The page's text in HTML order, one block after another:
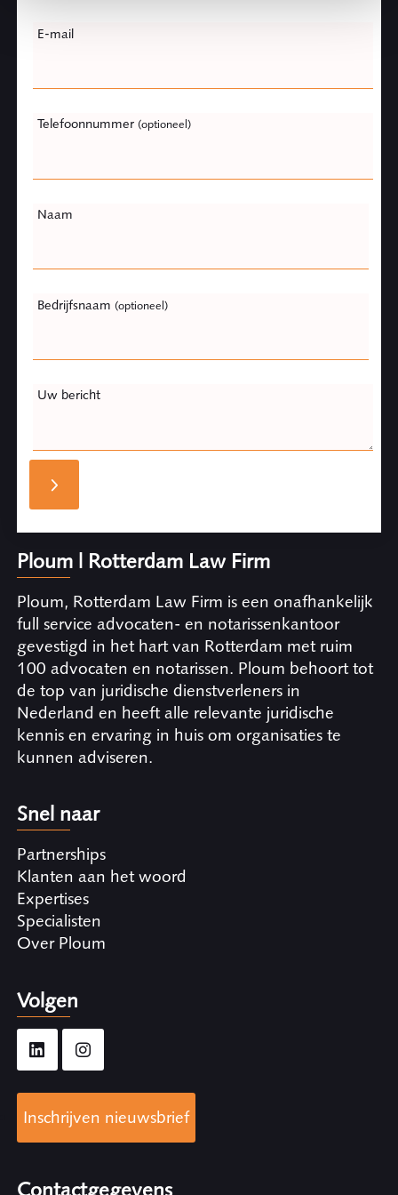
this
E-mail
Telefoonnummer (optioneel)
Naam
Bedrijfsnaam (optioneel)
Uw bericht
Ploum | Rotterdam Law Firm
Ploum, Rotterdam Law Firm is een onafhankelijk
full service advocaten- en notarissenkantoor
gevestigd in het hart van Rotterdam met ruim
100 advocaten en notarissen. Ploum behoort tot
de top van juridische dienstverleners in
Nederland en heeft alle relevante juridische
kennis en ervaring in huis om organisaties te
kunnen adviseren.
Snel naar
Partnerships
Klanten aan het woord
Expertises
Specialisten
Over Ploum
Volgen
Inschrijven nieuwsbrief